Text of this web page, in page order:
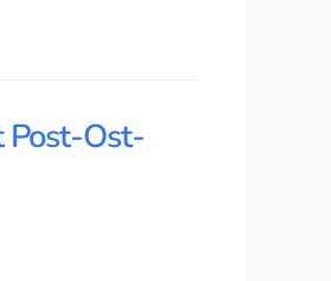
Post-Ost-